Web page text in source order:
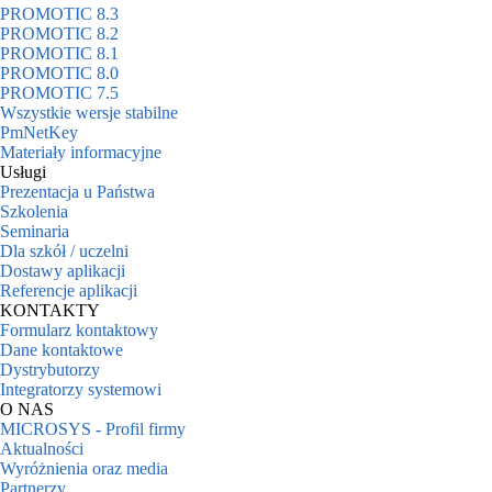
PROMOTIC 8.3
PROMOTIC 8.2
PROMOTIC 8.1
PROMOTIC 8.0
PROMOTIC 7.5
Wszystkie wersje stabilne
PmNetKey
Materiały informacyjne
Usługi
Prezentacja u Państwa
Szkolenia
Seminaria
Dla szkół / uczelni
Dostawy aplikacji
Referencje aplikacji
KONTAKTY
Formularz kontaktowy
Dane kontaktowe
Dystrybutorzy
Integratorzy systemowi
O NAS
MICROSYS - Profil firmy
Aktualności
Wyróżnienia oraz media
Partnerzy